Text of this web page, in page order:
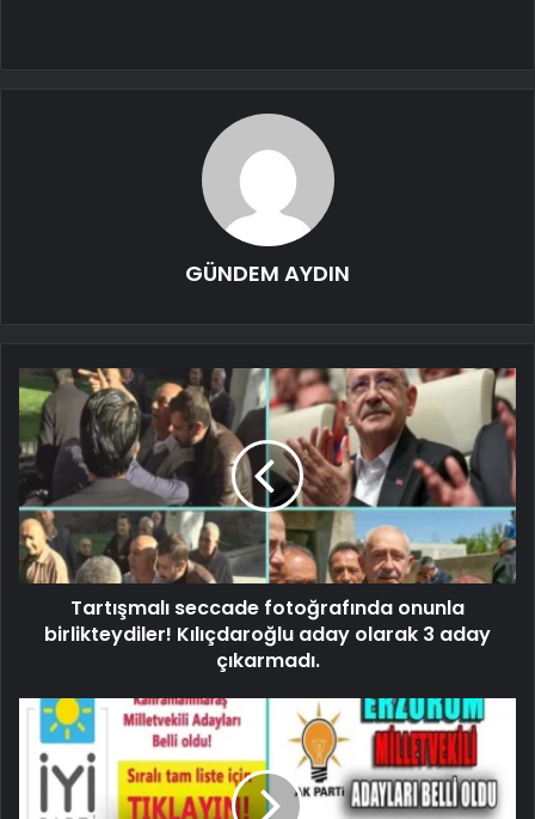
GÜNDEM AYDIN
Tartışmalı seccade fotoğrafında onunla
birlikteydiler! Kılıçdaroğlu aday olarak 3 aday
çıkarmadı.